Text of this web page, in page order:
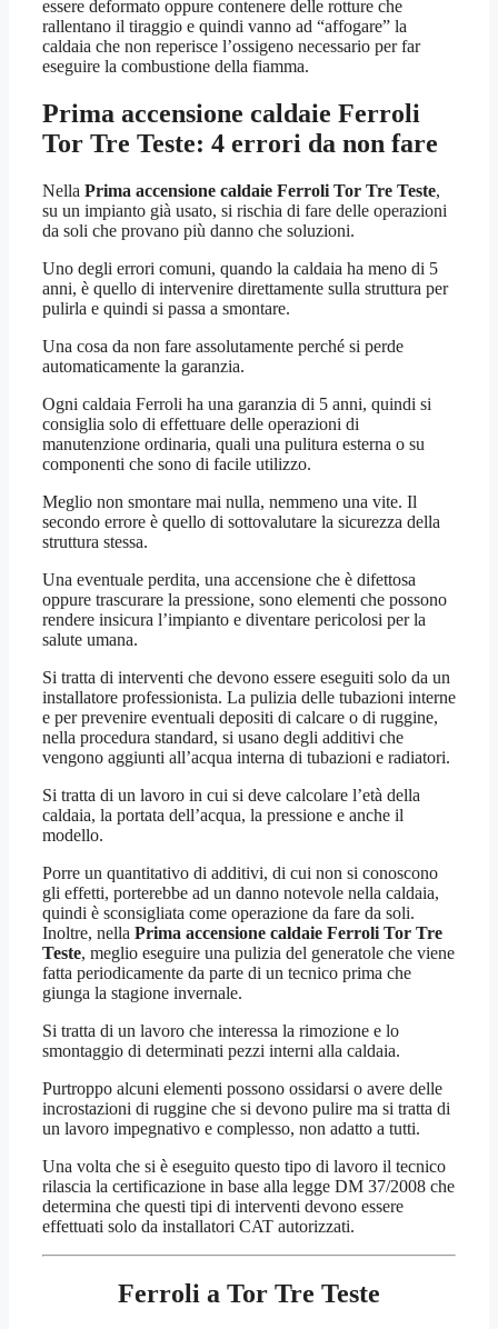
essere deformato oppure contenere delle rotture che
rallentano il tiraggio e quindi vanno ad “affogare” la
caldaia che non reperisce l’ossigeno necessario per far
eseguire la combustione della fiamma.
Prima accensione caldaie Ferroli
Tor Tre Teste: 4 errori da non fare
Nella Prima accensione caldaie Ferroli Tor Tre Teste,
su un impianto già usato, si rischia di fare delle operazioni
da soli che provano più danno che soluzioni.
Uno degli errori comuni, quando la caldaia ha meno di 5
anni, è quello di intervenire direttamente sulla struttura per
pulirla e quindi si passa a smontare.
Una cosa da non fare assolutamente perché si perde
automaticamente la garanzia.
Ogni caldaia Ferroli ha una garanzia di 5 anni, quindi si
consiglia solo di effettuare delle operazioni di
manutenzione ordinaria, quali una pulitura esterna o su
componenti che sono di facile utilizzo.
Meglio non smontare mai nulla, nemmeno una vite. Il
secondo errore è quello di sottovalutare la sicurezza della
struttura stessa.
Una eventuale perdita, una accensione che è difettosa
oppure trascurare la pressione, sono elementi che possono
rendere insicura l’impianto e diventare pericolosi per la
salute umana.
Si tratta di interventi che devono essere eseguiti solo da un
installatore professionista. La pulizia delle tubazioni interne
e per prevenire eventuali depositi di calcare o di ruggine,
nella procedura standard, si usano degli additivi che
vengono aggiunti all’acqua interna di tubazioni e radiatori.
Si tratta di un lavoro in cui si deve calcolare l’età della
caldaia, la portata dell’acqua, la pressione e anche il
modello.
Porre un quantitativo di additivi, di cui non si conoscono
gli effetti, porterebbe ad un danno notevole nella caldaia,
quindi è sconsigliata come operazione da fare da soli.
Inoltre, nella Prima accensione caldaie Ferroli Tor Tre
Teste, meglio eseguire una pulizia del generatole che viene
fatta periodicamente da parte di un tecnico prima che
giunga la stagione invernale.
Si tratta di un lavoro che interessa la rimozione e lo
smontaggio di determinati pezzi interni alla caldaia.
Purtroppo alcuni elementi possono ossidarsi o avere delle
incrostazioni di ruggine che si devono pulire ma si tratta di
un lavoro impegnativo e complesso, non adatto a tutti.
Una volta che si è eseguito questo tipo di lavoro il tecnico
rilascia la certificazione in base alla legge DM 37/2008 che
determina che questi tipi di interventi devono essere
effettuati solo da installatori CAT autorizzati.
Ferroli a Tor Tre Teste